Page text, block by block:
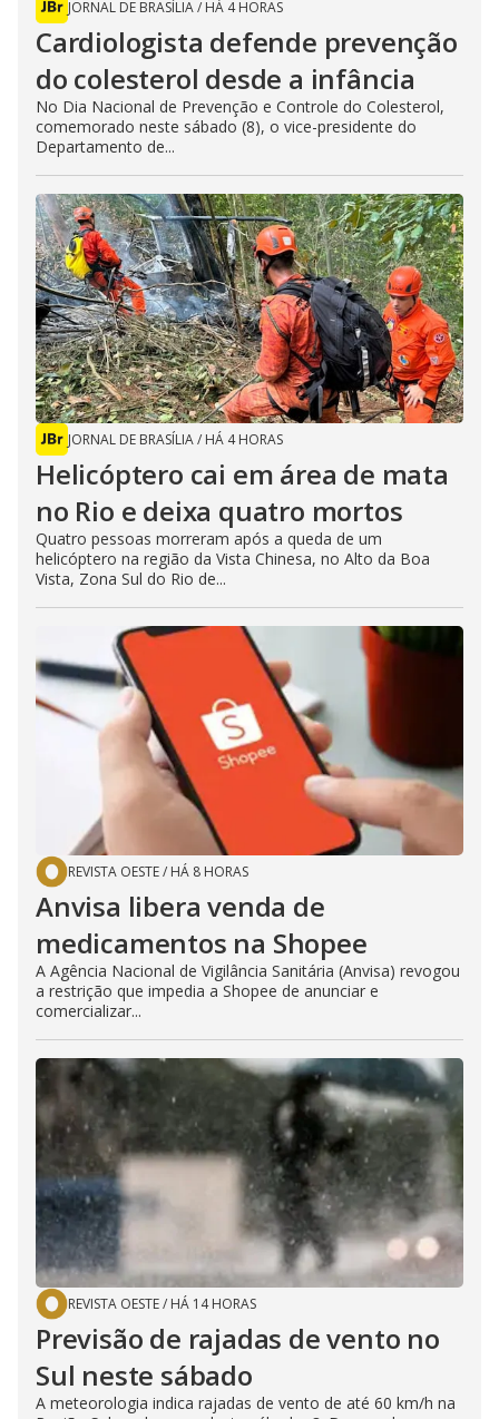
JORNAL DE BRASÍLIA/ HÁ 4 HORAS
Cardiologista defende prevenção
do colesterol desde a infância
No Dia Nacional de Prevenção e Controle do Colesterol,
comemorado neste sábado (8), o vice-presidente do
Departamento de...
JORNAL DE BRASÍLIA/ HÁ 4 HORAS
Helicóptero cai em área de mata
no Rio e deixa quatro mortos
Quatro pessoas morreram após a queda de um
helicóptero na região da Vista Chinesa, no Alto da Boa
Vista, Zona Sul do Rio de...
REVISTA OESTE/ HÁ 8 HORAS
Anvisa libera venda de
medicamentos na Shopee
A Agência Nacional de Vigilância Sanitária (Anvisa) revogou
a restrição que impedia a Shopee de anunciar e
comercializar...
REVISTA OESTE/ HÁ 14 HORAS
Previsão de rajadas de vento no
Sul neste sábado
A meteorologia indica rajadas de vento de até 60 km/h na